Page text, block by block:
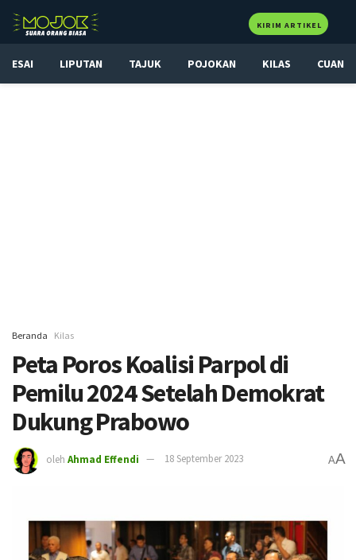
KIRIM ARTIKEL
ESAI LIPUTAN TAJUK POJOKAN KILAS CUAN
Beranda Kilas
Peta Poros Koalisi Parpol di
Pemilu 2024 Setelah Demokrat
Dukung Prabowo
oleh Ahmad Effendi 18 September 2023 AA